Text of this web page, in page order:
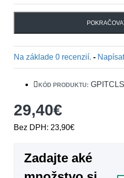
Na základe 0 recenzií. -
29,40€
Bez DPH: 23,90€
KÓD PRODUKTU: GPITCLS
Zadajte aké